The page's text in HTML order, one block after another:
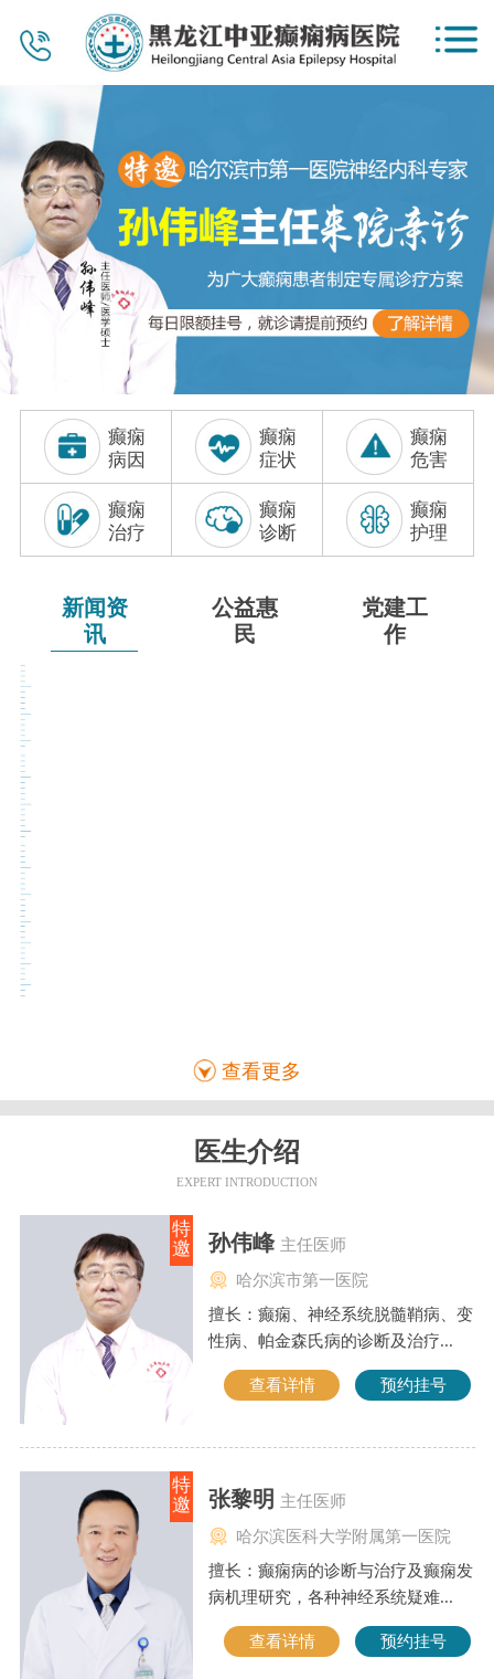
首页
医院概况
新闻资讯
公益惠民
党建工作
专家团队
视频中心
服务项目
联系我们
癫痫
病因
癫痫
症状
癫痫
危害
癫痫
治疗
癫痫
诊断
癫痫
护理
新闻资
讯
公益惠
民
党建工
作
查看更多
医生介绍
EXPERT INTRODUCTION
特
邀
孙伟峰 主任医师
哈尔滨市第一医院
擅长：癫痫、神经系统脱髓鞘病、变
性病、帕金森氏病的诊断及治疗...
查看详情 预约挂号
特
邀
张黎明 主任医师
哈尔滨医科大学附属第一医院
擅长：癫痫病的诊断与治疗及癫痫发
病机理研究，各种神经系统疑难...
查看详情 预约挂号